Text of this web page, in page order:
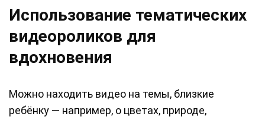
Использование тематических
видеороликов для
вдохновения
Можно находить видео на темы, близкие
ребёнку — например, о цветах, природе,